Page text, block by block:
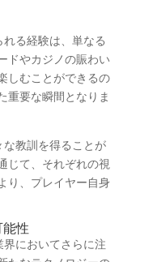
る経験は、単なる
ドやカジノの賑わい
しむことができるの
重要な瞬間となりま
教訓を得ることが
じて、それぞれの視
り、プレイヤー自身
性
においてさらに注